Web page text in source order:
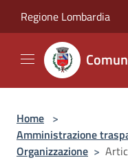
Regione Lombardia
Home >
Amministrazione
Organizzazione >